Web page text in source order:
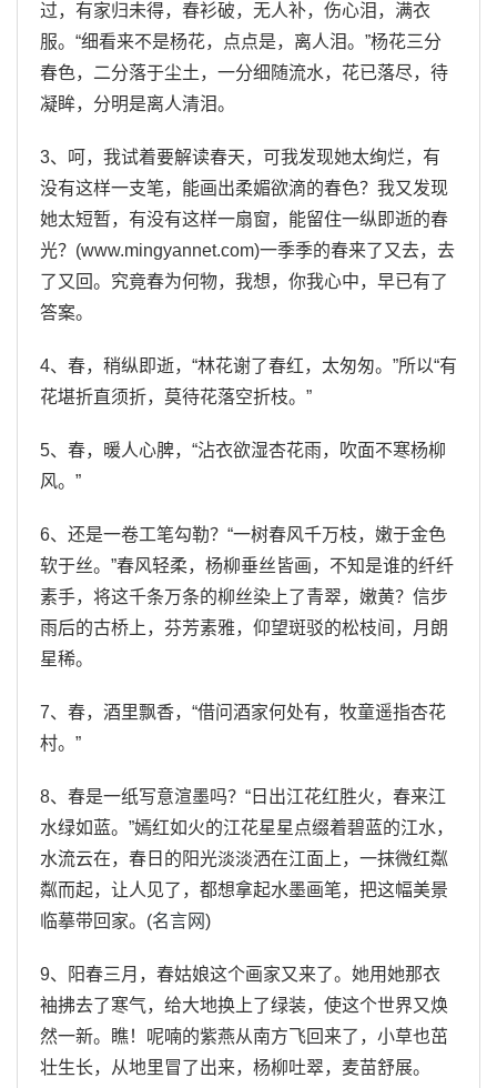
过，有家归未得，春衫破，无人补，伤心泪，满衣
服。“细看来不是杨花，点点是，离人泪。”杨花三分
春色，二分落于尘土，一分细随流水，花已落尽，待
凝眸，分明是离人清泪。
3、呵，我试着要解读春天，可我发现她太绚烂，有
没有这样一支笔，能画出柔媚欲滴的春色？我又发现
她太短暂，有没有这样一扇窗，能留住一纵即逝的春
光？(www.mingyannet.com)一季季的春来了又去，去
了又回。究竟春为何物，我想，你我心中，早已有了
答案。
4、春，稍纵即逝，“林花谢了春红，太匆匆。”所以“有
花堪折直须折，莫待花落空折枝。”
5、春，暖人心脾，“沾衣欲湿杏花雨，吹面不寒杨柳
风。”
6、还是一卷工笔勾勒？“一树春风千万枝，嫩于金色
软于丝。”春风轻柔，杨柳垂丝皆画，不知是谁的纤纤
素手，将这千条万条的柳丝染上了青翠，嫩黄？信步
雨后的古桥上，芬芳素雅，仰望斑驳的松枝间，月朗
星稀。
7、春，酒里飘香，“借问酒家何处有，牧童遥指杏花
村。”
8、春是一纸写意渲墨吗？“日出江花红胜火，春来江
水绿如蓝。”嫣红如火的江花星星点缀着碧蓝的江水，
水流云在，春日的阳光淡淡洒在江面上，一抹微红粼
粼而起，让人见了，都想拿起水墨画笔，把这幅美景
临摹带回家。(名言网)
9、阳春三月，春姑娘这个画家又来了。她用她那衣
袖拂去了寒气，给大地换上了绿装，使这个世界又焕
然一新。瞧！呢喃的紫燕从南方飞回来了，小草也茁
壮生长，从地里冒了出来，杨柳吐翠，麦苗舒展。